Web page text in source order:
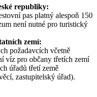
republiky:
pas platný alespoň 150
není nutné pro turistický
zemí:
požadavcích včetně
víz pro občany třetích zemí
úřadů třetí země
zastupitelský úřad).